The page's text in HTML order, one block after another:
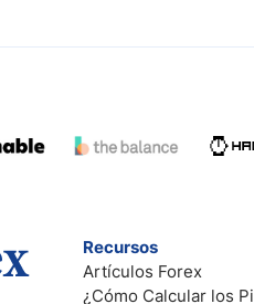
Recursos
Artículos Forex
¿Cómo Calcular los